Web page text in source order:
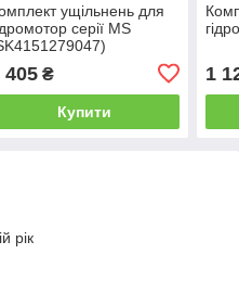
ущільнень для
серії MS
405₴
Купити
1
рік